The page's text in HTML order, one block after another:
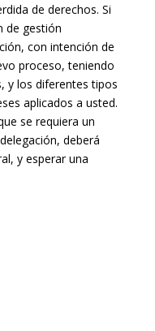
de derechos. Si
de gestión
con intención de
proceso, teniendo
y los diferentes tipos
aplicados a usted.
se requiera un
deberá
y esperar una